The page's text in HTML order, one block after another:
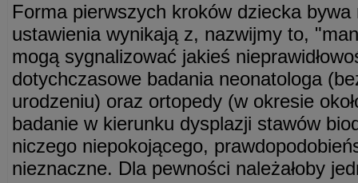
Forma pierwszych kroków dziecka
ustawienia wynikają z, nazwijmy to,
mogą sygnalizować jakieś
dotychczasowe badania neonatologa
urodzeniu) oraz ortopedy (w okresie
badanie w kierunku dysplazji stawów
niczego niepokojącego,
nieznaczne. Dla pewności należałoby